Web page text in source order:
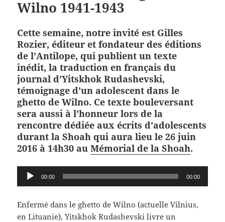
Wilno 1941-1943
Cette semaine, notre invité est Gilles
Rozier, éditeur et fondateur des éditions
de l’Antilope, qui publient un texte
inédit, la traduction en français du
journal d’Yitskhok Rudashevski,
témoignage d’un adolescent dans le
ghetto de Wilno. Ce texte bouleversant
sera aussi à l’honneur lors de la
rencontre dédiée aux écrits d’adolescents
durant la Shoah qui aura lieu le 26 juin
2016 à 14h30 auMémorial de la Shoah.
Lecteur 00:00 00:00
Enfermé dans le ghetto de Wilno (actuelle Vilnius,
en Lituanie), Yitskhok Rudashevski livre un